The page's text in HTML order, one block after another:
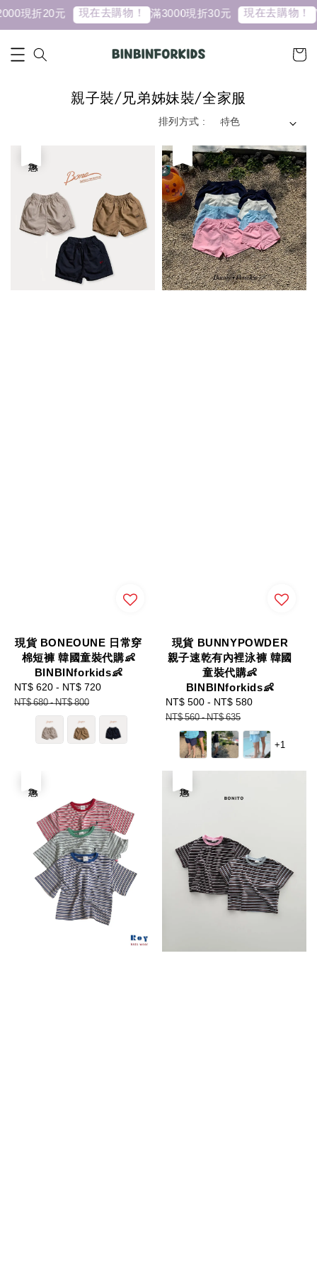
折20元 現在去購物！ 滿3000現折30元 現在去購物！
親子裝/兄弟姊妹裝/全家服
排列方式 :
現貨 BONEOUNE 日常穿
棉短褲 韓國童裝代購👶
BINBINforkids👶
Sale
price
NT$ 620 - NT$ 720
NT$ 680-NT$ 800
現貨 BUNNYPOWDER
親子速乾有內裡泳褲 韓國
童裝代購👶
BINBINforkids👶
Sale
price
NT$ 500 - NT$ 580
NT$ 560-NT$ 635
+1